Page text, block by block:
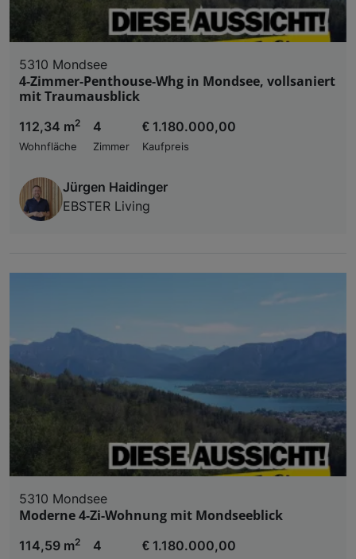
5310 Mondsee
4-Zimmer-Penthouse-Whg in Mondsee, vollsaniert
mit Traumausblick
112,34 m2
Wohnfläche
4
Zimmer
€ 1.180.000,00
Kaufpreis
Jürgen Haidinger
EBSTER Living
5310 Mondsee
Moderne 4-Zi-Wohnung mit Mondseeblick
114,59 m2
4 € 1.180.000,00